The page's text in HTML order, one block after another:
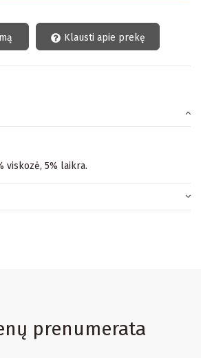
Klausti apie prekę
viskozė, 5% laikra.
prenumerata